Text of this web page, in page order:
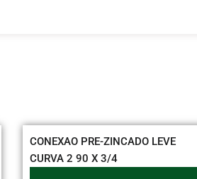
CONEXAO PRE-ZINCADO LEVE
CURVA 2 90 X 3/4